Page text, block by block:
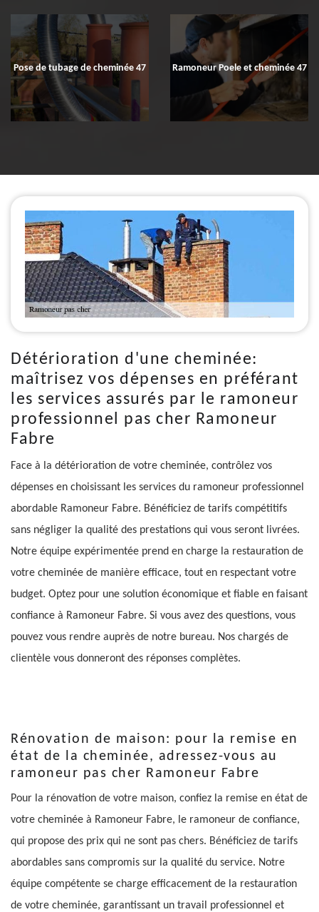
Pose de tubage de cheminée 47 Ramoneur Poele et cheminée 47
Détérioration d'une cheminée:
maîtrisez vos dépenses en préférant
les services assurés par le ramoneur
professionnel pas cher Ramoneur
Fabre
Face à la détérioration de votre cheminée, contrôlez vos
dépenses en choisissant les services du ramoneur professionnel
abordable Ramoneur Fabre. Bénéficiez de tarifs compétitifs
sans négliger la qualité des prestations qui vous seront livrées.
Notre équipe expérimentée prend en charge la restauration de
votre cheminée de manière efficace, tout en respectant votre
budget. Optez pour une solution économique et fiable en faisant
confiance à Ramoneur Fabre. Si vous avez des questions, vous
pouvez vous rendre auprès de notre bureau. Nos chargés de
clientèle vous donneront des réponses complètes.
Rénovation de maison: pour la remise en
état de la cheminée, adressez-vous au
ramoneur pas cher Ramoneur Fabre
Pour la rénovation de votre maison, confiez la remise en état de
votre cheminée à Ramoneur Fabre, le ramoneur de confiance,
qui propose des prix qui ne sont pas chers. Bénéficiez de tarifs
abordables sans compromis sur la qualité du service. Notre
équipe compétente se charge efficacement de la restauration
de votre cheminée, garantissant un travail professionnel et